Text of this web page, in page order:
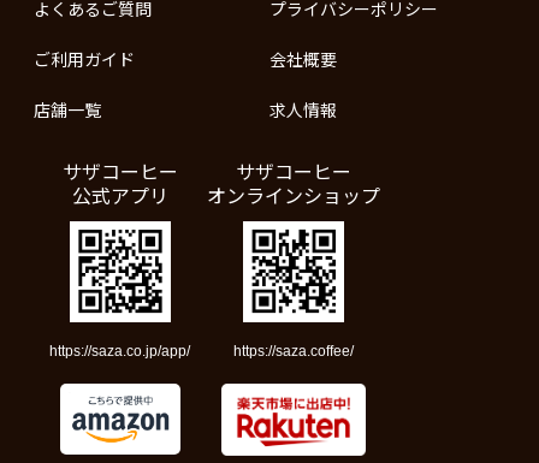
よくあるご質問
ご利用ガイド
店舗一覧
プライバシーポリシー
会社概要
求人情報
サザコーヒー
公式アプリ
https://saza.co.jp/app/
サザコーヒー
オンラインショップ
https://saza.coffee/